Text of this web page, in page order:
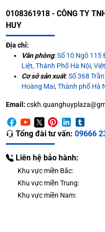
0108361918 - CÔNG TY
HUY
Địa chỉ:
Văn phòng:Số 10 Ngõ 115
Liệt, Thành Phố Hà Nội,
Cơ sở sản xuất:Số 368
Hoàng Mai, Thành phố Hà
Email:
Tổng đài tư vấn: 09666
Liên hệ bảo hành:
Khu vực miền Bắc:
Khu vực miền Trung:
Khu vực miền Nam: